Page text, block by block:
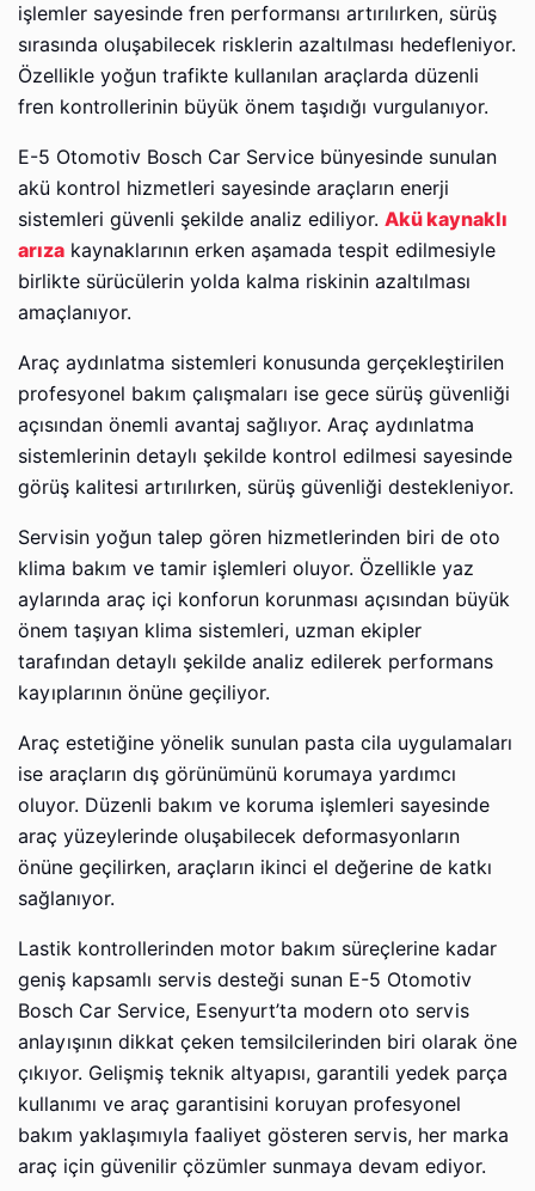
işlemler sayesinde fren performansı artırılırken, sürüş
sırasında oluşabilecek risklerin azaltılması hedefleniyor.
Özellikle yoğun trafikte kullanılan araçlarda düzenli
fren kontrollerinin büyük önem taşıdığı vurgulanıyor.
E-5 Otomotiv Bosch Car Service bünyesinde sunulan
akü kontrol hizmetleri sayesinde araçların enerji
sistemleri güvenli şekilde analiz ediliyor. Akü kaynaklı
arıza kaynaklarının erken aşamada tespit edilmesiyle
birlikte sürücülerin yolda kalma riskinin azaltılması
amaçlanıyor.
Araç aydınlatma sistemleri konusunda gerçekleştirilen
profesyonel bakım çalışmaları ise gece sürüş güvenliği
açısından önemli avantaj sağlıyor. Araç aydınlatma
sistemlerinin detaylı şekilde kontrol edilmesi sayesinde
görüş kalitesi artırılırken, sürüş güvenliği destekleniyor.
Servisin yoğun talep gören hizmetlerinden biri de oto
klima bakım ve tamir işlemleri oluyor. Özellikle yaz
aylarında araç içi konforun korunması açısından büyük
önem taşıyan klima sistemleri, uzman ekipler
tarafından detaylı şekilde analiz edilerek performans
kayıplarının önüne geçiliyor.
Araç estetiğine yönelik sunulan pasta cila uygulamaları
ise araçların dış görünümünü korumaya yardımcı
oluyor. Düzenli bakım ve koruma işlemleri sayesinde
araç yüzeylerinde oluşabilecek deformasyonların
önüne geçilirken, araçların ikinci el değerine de katkı
sağlanıyor.
Lastik kontrollerinden motor bakım süreçlerine kadar
geniş kapsamlı servis desteği sunan E-5 Otomotiv
Bosch Car Service, Esenyurt’ta modern oto servis
anlayışının dikkat çeken temsilcilerinden biri olarak öne
çıkıyor. Gelişmiş teknik altyapısı, garantili yedek parça
kullanımı ve araç garantisini koruyan profesyonel
bakım yaklaşımıyla faaliyet gösteren servis, her marka
araç için güvenilir çözümler sunmaya devam ediyor.